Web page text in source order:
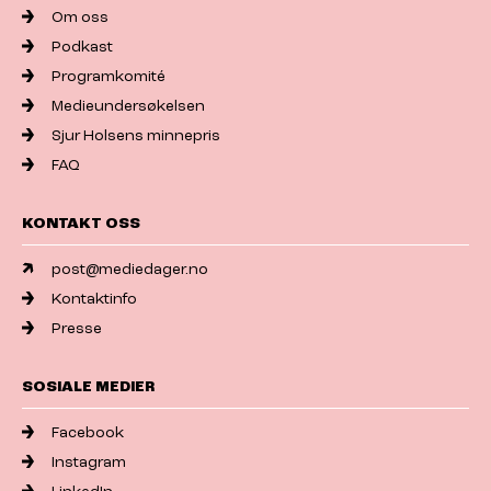
Om oss
Podkast
Programkomité
Medieundersøkelsen
Sjur Holsens minnepris
FAQ
KONTAKT OSS
post@mediedager.no
Kontaktinfo
Presse
SOSIALE MEDIER
Facebook
Instagram